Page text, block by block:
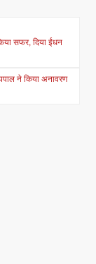
सफर, दिया ईंधन
ने किया अनावरण